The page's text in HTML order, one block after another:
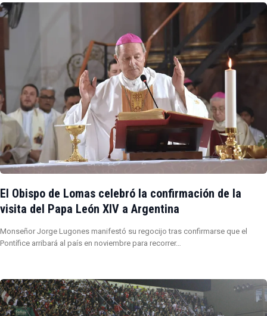
El Obispo de Lomas celebró la confirmación de la
visita del Papa León XIV a Argentina
Monseñor Jorge Lugones manifestó su regocijo tras confirmarse que el
Pontífice arribará al país en noviembre para recorrer…